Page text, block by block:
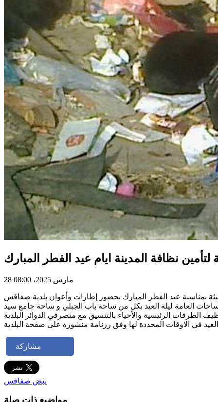
نظافة المدينة ايام عيد الفطر المبارك
28 مارس 2025، 08:00
العامة ليلة العيد بكل من ساحة باب الجبلي و ساحة جامع سيد
مشاركة
نبض صفاقس
مواضيع ذات صلة